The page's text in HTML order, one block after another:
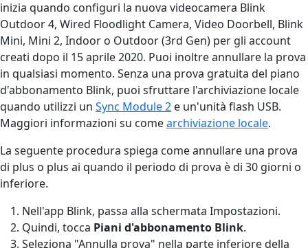
inizia quando configuri la nuova videocamera Blink
Outdoor 4, Wired Floodlight Camera, Video Doorbell, Blink
Mini, Mini 2, Indoor o Outdoor (3rd Gen) per gli account
creati dopo il 15 aprile 2020. Puoi inoltre annullare la prova
in qualsiasi momento. Senza una prova gratuita del piano
d'abbonamento Blink, puoi sfruttare l'archiviazione locale
quando utilizzi un Sync Module 2 e un'unità flash USB.
Maggiori informazioni su comearchiviazione locale.
La seguente procedura spiega come annullare una prova
di plus o plus ai quando il periodo di prova è di 30 giorni o
inferiore.
Nell'app Blink, passa alla schermata Impostazioni.
Quindi, tocca Piani d'abbonamento Blink.
Seleziona "Annulla prova" nella parte inferiore della